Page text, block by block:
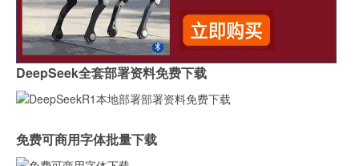
DeepSeek全套部署资料免费下载
免费可商用字体批量下载